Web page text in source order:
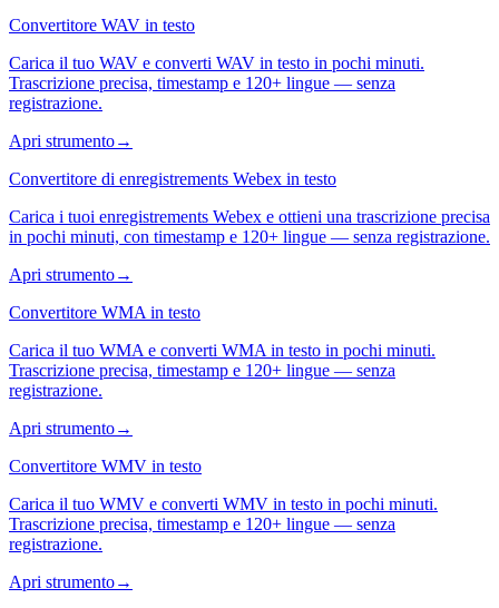
Convertitore WAV in testo
Carica il tuo WAV e converti WAV in testo in pochi minuti.
Trascrizione precisa, timestamp e 120+ lingue — senza
registrazione.
Apri strumento→
Convertitore di enregistrements Webex in testo
Carica i tuoi enregistrements Webex e ottieni una trascrizione precisa
in pochi minuti, con timestamp e 120+ lingue — senza registrazione.
Apri strumento→
Convertitore WMA in testo
Carica il tuo WMA e converti WMA in testo in pochi minuti.
Trascrizione precisa, timestamp e 120+ lingue — senza
registrazione.
Apri strumento→
Convertitore WMV in testo
Carica il tuo WMV e converti WMV in testo in pochi minuti.
Trascrizione precisa, timestamp e 120+ lingue — senza
registrazione.
Apri strumento→